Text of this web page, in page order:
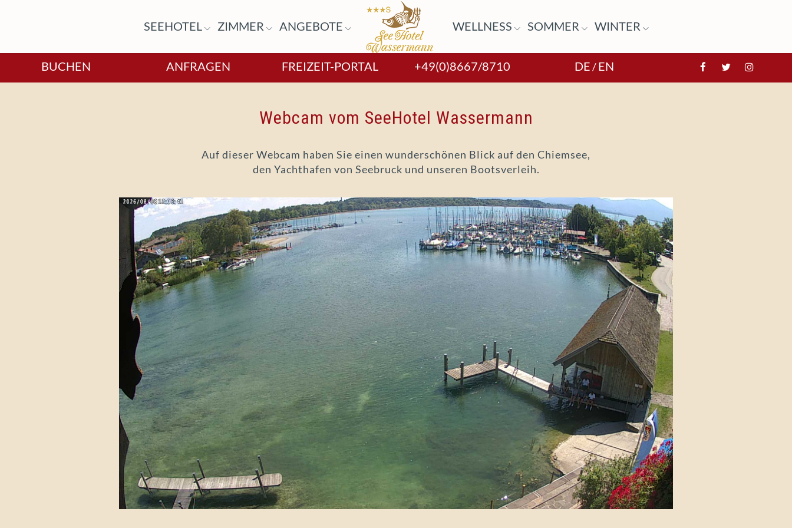
SEEHOTEL ZIMMER ANGEBOTE WELLNESS SOMMER WINTER
BUCHEN ANFRAGEN FREIZEIT-PORTAL +49(0)8667/8710 DE/EN
Webcam vom SeeHotel Wassermann
Auf dieser Webcam haben Sie einen wunderschönen Blick auf den Chiemsee,
den Yachthafen von Seebruck und unseren Bootsverleih.